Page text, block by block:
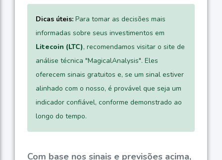
Dicas úteis: Para tomar as decisões mais
informadas sobre seus investimentos em
Litecoin (LTC), recomendamos visitar o site de
análise técnica "MagicalAnalysis". Eles
oferecem sinais gratuitos e, se um sinal estiver
alinhado com o nosso, é provável que seja um
indicador confiável, conforme demonstrado ao
longo do tempo.
Com base nos sinais e previsões acima,